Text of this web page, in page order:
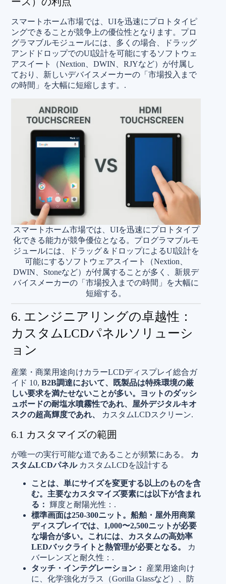
スマートホーム市場では、UIを迅速にプロトタイピ
ングできることが競争上の優位性となります。プロ
グラマブルモジュールには、多くの場合、ドラッグ
アンドドロップでのUI設計を可能にするソフトウェ
アスイート（Nextion、DWIN、RJYなど）が付属し
ており、新しいデバイスメーカーの「市場投入まで
の時間」を大幅に短縮します。.
スマートホーム市場では、UIを迅速にプロトタイプ
化できる能力が競争優位となる。プログラマブルモ
ジュールには、ドラッグ＆ドロップによるUI設計を
可能にするソフトウェアスイート（Nextion、
DWIN、Stoneなど）が付属することが多く、新規デ
バイスメーカーの「市場投入までの時間」を大幅に
短縮する。
6. エンジニアリングの卓越性：
カスタムLCDパネルソリューシ
ョン
産業・商業用途向けカラーLCDディスプレイ総合ガ
イド 10, B2B調達において、既製品は特殊環境の厳
しい要求を満たせないことが多い。ヨットのダッシ
ュボードの耐塩水噴霧性であれ、屋外デジタルキオ
スクの超高輝度であれ、
カスタムLCDスクリーン.
6.1 カスタマイズの範囲
が唯一の実行可能な道であることが頻繁にある。
カ
スタムLCDパネルカスタムLCDを設計する
ことは、単にサイズを変更する以上のものを含
む。主要なカスタマイズ要素には以下が含まれ
る： 輝度と耐陽光性：.
標準画面は250-300ニット。船舶・屋外用商業
ディスプレイでは、1,000〜2,500ニットが必要
な場合が多い。これには、カスタムの高効率
LEDバックライトと熱管理が必要となる。
カ
バーレンズと耐久性：.
タッチ・インテグレーション：
産業用途向け
に、化学強化ガラス（Gorilla Glassなど）、防